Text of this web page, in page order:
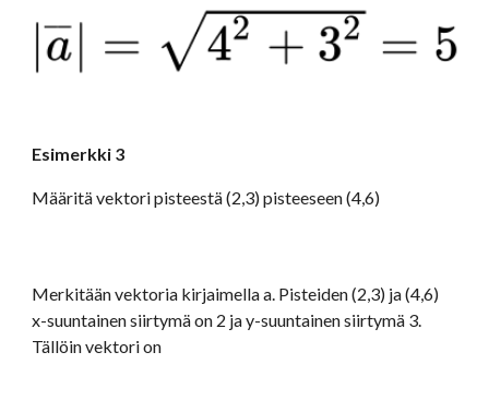
Esimerkki 3
Määritä vektori pisteestä (2,3) pisteeseen (4,6)
Merkitään vektoria kirjaimella a. Pisteiden (2,3) ja (4,6)
x-suuntainen siirtymä on 2 ja y-suuntainen siirtymä 3.
Tällöin vektori on